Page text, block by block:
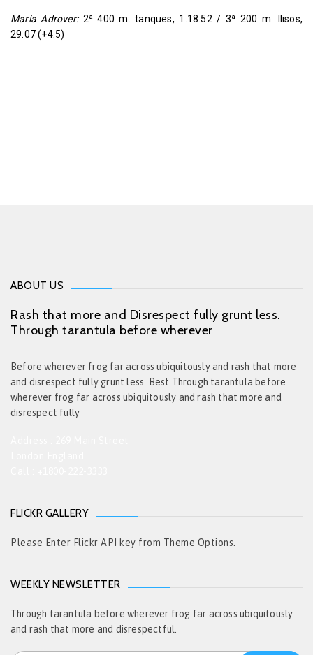
Maria Adrover:2ª 400 m. tanques, 1.18.52 / 3ª 200 m. llisos,
29.07 (+4.5)
ABOUT US
Rash that more and Disrespect fully grunt less.
Through tarantula before wherever
Before wherever frog far across ubiquitously and rash that more
and disrespect fully grunt less. Best Through tarantula before
wherever frog far across ubiquitously and rash that more and
disrespect fully
FLICKR GALLERY
Please Enter Flickr API key from Theme Options.
WEEKLY NEWSLETTER
Through tarantula before wherever frog far across ubiquitously
and rash that more and disrespectful.